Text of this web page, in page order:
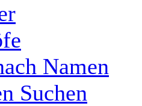
Namen
Suchen